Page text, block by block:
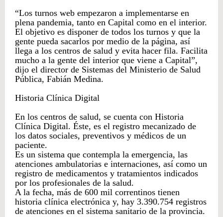
“Los turnos web empezaron a implementarse en
plena pandemia, tanto en Capital como en el interior.
El objetivo es disponer de todos los turnos y que la
gente pueda sacarlos por medio de la página, así
llega a los centros de salud y evita hacer fila. Facilita
mucho a la gente del interior que viene a Capital”,
dijo el director de Sistemas del Ministerio de Salud
Pública, Fabián Medina.
Historia Clínica Digital
En los centros de salud, se cuenta con Historia
Clínica Digital. Éste, es el registro mecanizado de
los datos sociales, preventivos y médicos de un
paciente.
Es un sistema que contempla la emergencia, las
atenciones ambulatorias e internaciones, así como un
registro de medicamentos y tratamientos indicados
por los profesionales de la salud.
A la fecha, más de 600 mil correntinos tienen
historia clínica electrónica y, hay 3.390.754 registros
de atenciones en el sistema sanitario de la provincia.